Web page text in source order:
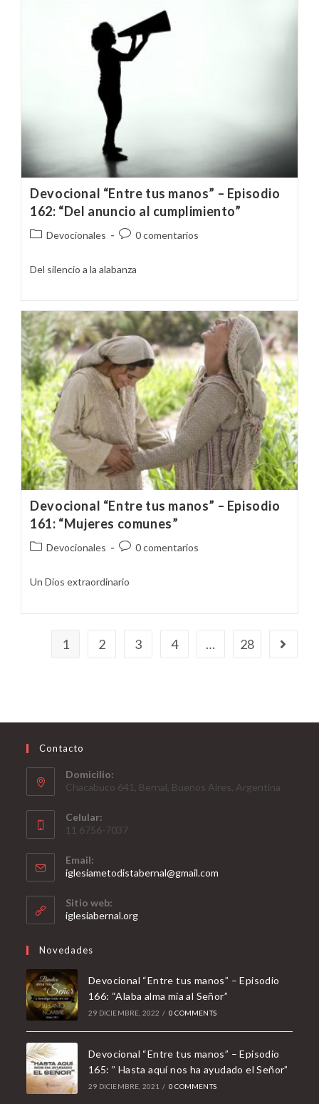
Devocional “Entre tus manos” – Episodio
162: “Del anuncio al cumplimiento”
Categoría
la
Devocionales
Comentarios
0 comentarios
Del silencio a la alabanza
Devocional “Entre tus manos” – Episodio
161: “Mujeres comunes”
Categoría
la
Devocionales
Comentarios
la
0 comentarios
Un Dios extraordinario
1 2 3 4 … 28 Ir a la
Contacto
Domicilio:
Chacabuco 641, Bernal, Buenos Aires, Argentina
Celular:
11 6756-7037
Email:
iglesiametodistabernal@gmail.com
Sitio web:
iglesiabernal.org
Novedades
Devocional “Entre tus manos” – Episodio
166: “Alaba alma mía al Señor”
29 DICIEMBRE, 2022 / 0 COMMENTS
Devocional “Entre tus manos” – Episodio
165: ” Hasta aquí nos ha ayudado el Señor”
29 DICIEMBRE, 2021 / 0 COMMENTS